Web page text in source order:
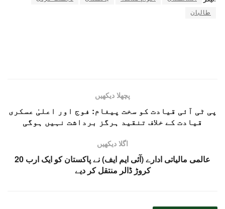
طالبان
پچھلا دیکھیں
پی ٹی آئی قیادت کو سخت پیغام: فوج اور اعلیٰ عسکری
قیادت کے خلاف تنقید ہرگز برداشت نہیں ہوگی
اگلا دیکھیں
عالمی مالیاتی ادارے (آئی ایم ایف) نے پاکستان کو ایک ارب 20
کروڑ ڈالر منتقل کر دیے